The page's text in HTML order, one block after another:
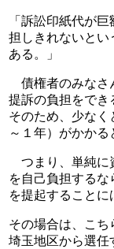
「訴訟印紙代が
担しきれないとい
ある。」
債権者のみなさ
提訴の負担をでき
そのため、少な
～１年）がかかる
つまり、単純に
を自己負担する
を提起することに
その場合は、こち
埼玉地区から選任